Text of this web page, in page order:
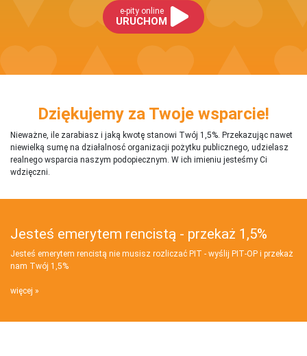
e-pity online
URUCHOM
Dziękujemy za Twoje wsparcie!
Nieważne, ile zarabiasz i jaką kwotę stanowi Twój 1,5%. Przekazując nawet
niewielką sumę na działalnosć organizacji pożytku publicznego, udzielasz
realnego wsparcia naszym podopiecznym. W ich imieniu jesteśmy Ci
wdzięczni.
Jesteś emerytem rencistą - przekaż 1,5%
Jesteś emerytem rencistą nie musisz rozliczać PIT - wyślij PIT‑OP i przekaż
nam Twój 1,5%
więcej